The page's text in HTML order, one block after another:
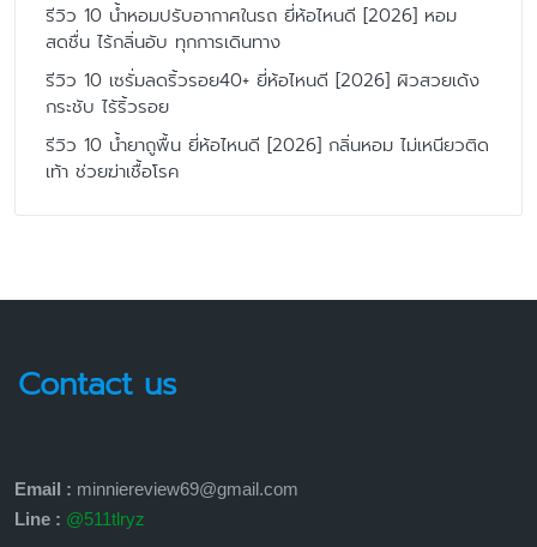
รีวิว 10 น้ำหอมปรับอากาศในรถ ยี่ห้อไหนดี [2026] หอม
สดชื่น ไร้กลิ่นอับ ทุกการเดินทาง
รีวิว 10 เซรั่มลดริ้วรอย40+ ยี่ห้อไหนดี [2026] ผิวสวยเด้ง
กระชับ ไร้ริ้วรอย
รีวิว 10 น้ำยาถูพื้น ยี่ห้อไหนดี [2026] กลิ่นหอม ไม่เหนียวติด
เท้า ช่วยฆ่าเชื้อโรค
Contact us
Email : minniereview69@gmail.com
Line : @511tlryz